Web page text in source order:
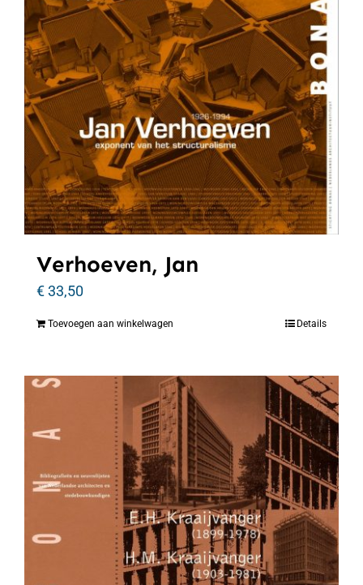
Verhoeven, Jan
€33,50
Toevoegen aan winkelwagen Details